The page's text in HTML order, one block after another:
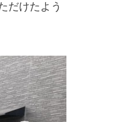
だけたよう